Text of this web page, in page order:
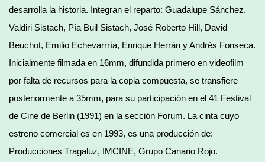
desarrolla la historia. Integran el reparto: Guadalupe Sánchez,
Valdiri Sistach, Pía Buil Sistach, José Roberto Hill, David
Beuchot, Emilio Echevarrría, Enrique Herrán y Andrés Fonseca.
Inicialmente filmada en 16mm, difundida primero en videofilm
por falta de recursos para la copia compuesta, se transfiere
posteriormente a 35mm, para su participación en el 41 Festival
de Cine de Berlin (1991) en la sección Forum. La cinta cuyo
estreno comercial es en 1993, es una producción de:
Producciones Tragaluz, IMCINE, Grupo Canario Rojo.